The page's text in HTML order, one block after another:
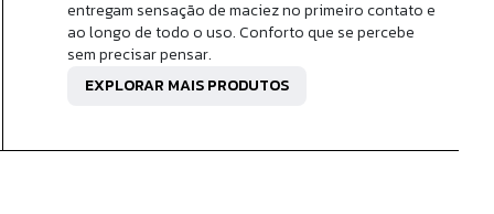
entregam sensação de maciez no primeiro contato e
ao longo de todo o uso. Conforto que se percebe
sem precisar pensar.
EXPLORAR MAIS PRODUTOS